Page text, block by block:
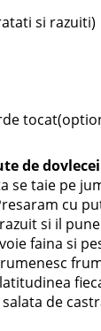
si razuiti)
de
se taie pe
cu
si il
faina si
de